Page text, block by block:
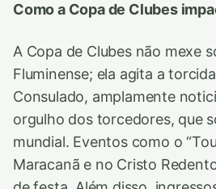
Como a Copa de Clubes
A Copa de Clubes não mexe
Fluminense; ela agita a
Consulado, amplamente
orgulho dos torcedores, que
mundial. Eventos como o
Maracanã e no Cristo